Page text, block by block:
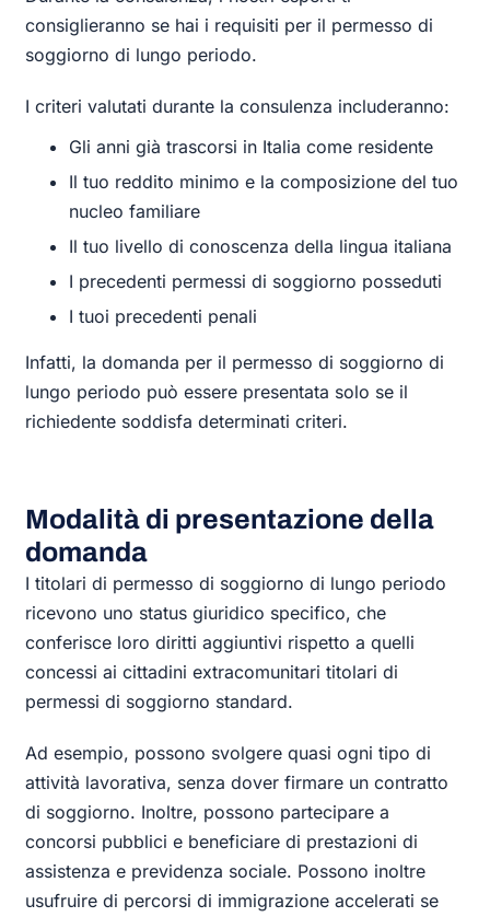
consiglieranno se hai i requisiti per il permesso di
soggiorno di lungo periodo.
I criteri valutati durante la consulenza includeranno:
Gli anni già trascorsi in Italia come residente
Il tuo reddito minimo e la composizione del tuo
nucleo familiare
Il tuo livello di conoscenza della lingua italiana
I precedenti permessi di soggiorno posseduti
I tuoi precedenti penali
Infatti, la domanda per il permesso di soggiorno di
lungo periodo può essere presentata solo se il
richiedente soddisfa determinati criteri.
Modalità di presentazione della
domanda
I titolari di permesso di soggiorno di lungo periodo
ricevono uno status giuridico specifico, che
conferisce loro diritti aggiuntivi rispetto a quelli
concessi ai cittadini extracomunitari titolari di
permessi di soggiorno standard.
Ad esempio, possono svolgere quasi ogni tipo di
attività lavorativa, senza dover firmare un contratto
di soggiorno. Inoltre, possono partecipare a
concorsi pubblici e beneficiare di prestazioni di
assistenza e previdenza sociale. Possono inoltre
usufruire di percorsi di immigrazione accelerati se